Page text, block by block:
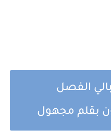
الفصل
بقلم مجهول